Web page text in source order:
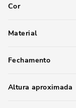
Cor
Material
Fechamento
Altura aproximada